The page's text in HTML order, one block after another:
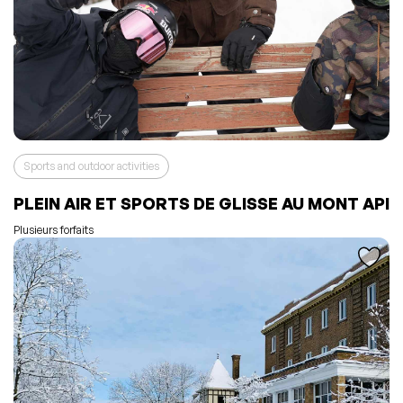
Sports and outdoor activities
PLEIN AIR ET SPORTS DE GLISSE AU MONT API
Plusieurs forfaits
L'événement a été ajouté à vos favoris
Événement retiré de vos favoris